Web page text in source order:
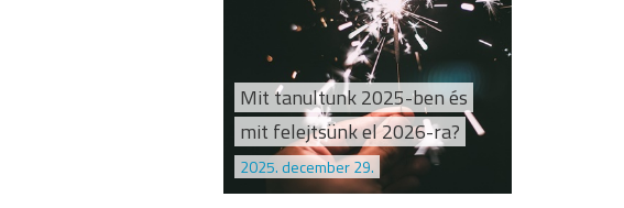
Mit tanultunk 2025-ben és
mit felejtsünk el 2026-ra?
2025. december 29.